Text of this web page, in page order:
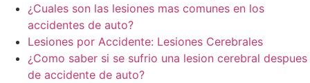
¿Cuales son las lesiones mas comunes en los
accidentes de auto?
Lesiones por Accidente: Lesiones Cerebrales
¿Como saber si se sufrio una lesion cerebral despues
de accidente de auto?